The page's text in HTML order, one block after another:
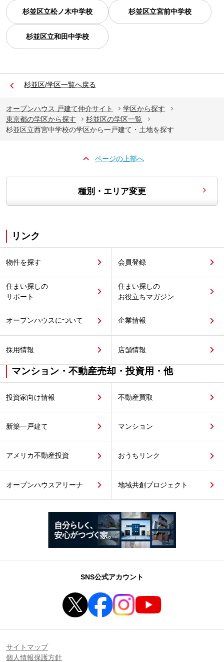
杉並区立松ノ木中学校 杉並区立宮前中学校
杉並区立和田中学校
杉並区/学区一覧へ戻る
オープンハウス 戸建て仲介サイト
学区から探す
東京都の学区から探す
杉並区の学区一覧
杉並区立西宮中学校の学区から一戸建て・土地を探す
ページの上部へ
種別・エリア変更
リンク
物件を探す 会員登録
住まい探しの
サポート
住まい探しの
お役立ちマガジン
オープンハウスについて 企業情報
採用情報 店舗情報
マンション・不動産売却・投資用・他
投資家向け情報 不動産買取
新築一戸建て マンション
アメリカ不動産投資 おうちリンク
オープンハウスアリーナ 地域共創プロジェクト
SNS公式アカウント
サイトマップ
個人情報保護方針